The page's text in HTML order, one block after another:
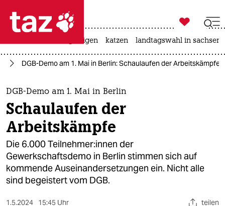
 taz zahl ich
taz zahl ich
themen
politik
öko
gesellschaft
kultur

taz zahl ich
bergsteigen katzen landtagswahl in
DGB-Demo am 1. Mai in Berlin: Schaulaufen der Arbeitskämpfe
DGB-Demo am 1. Mai in Berlin
Schaulaufen der
Arbeitskämpfe
Die 6.000 Teil­neh­me­r:in­nen der
Gewerkschaftsdemo in Berlin stimmen sich auf
kommende Auseinandersetzungen ein. Nicht alle
sind begeistert vom DGB.
1.5.2024 15:45 Uhr teilen